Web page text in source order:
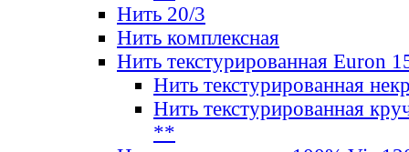
Нить 20/3
Нить комплексная
Нить текстурированная Euron
Нить текстурированная
Нить текстурированная
**